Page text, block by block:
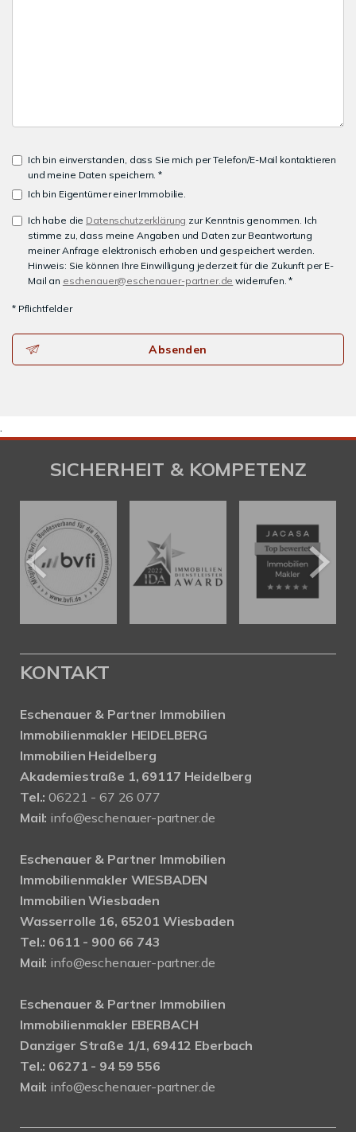
Ich bin einverstanden, dass Sie mich per Telefon/E-Mail kontaktieren
und meine Daten speichern. *
Ich bin Eigentümer einer Immobilie.
Ich habe die Datenschutzerklärung zur Kenntnis genommen. Ich
stimme zu, dass meine Angaben und Daten zur Beantwortung
meiner Anfrage elektronisch erhoben und gespeichert werden.
Hinweis: Sie können Ihre Einwilligung jederzeit für die Zukunft per E-
Mail an eschenauer@eschenauer-partner.de widerrufen. *
* Pflichtfelder
Absenden
.
SICHERHEIT & KOMPETENZ
KONTAKT
Eschenauer & Partner Immobilien
Immobilienmakler HEIDELBERG
Immobilien Heidelberg
Akademiestraße 1, 69117 Heidelberg
Tel.:06221 - 67 26 077
Mail: info@eschenauer-partner.de
Eschenauer & Partner Immobilien
Immobilienmakler WIESBADEN
Immobilien Wiesbaden
Wasserrolle 16, 65201 Wiesbaden
Tel.: 0611 - 900 66 743
Mail: info@eschenauer-partner.de
Eschenauer & Partner Immobilien
Immobilienmakler EBERBACH
Danziger Straße 1/1, 69412 Eberbach
Tel.: 06271 - 94 59 556
Mail: info@eschenauer-partner.de